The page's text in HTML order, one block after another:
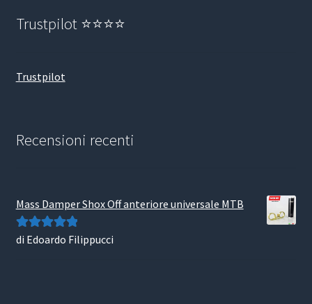
Trustpilot ⭐⭐⭐⭐
Trustpilot
Recensioni recenti
Mass Damper Shox Off anteriore universale MTB
Valutato5su
di Edoardo Filippucci